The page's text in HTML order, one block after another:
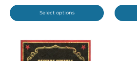
Select options